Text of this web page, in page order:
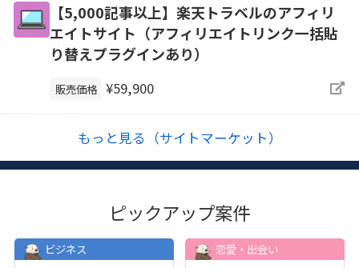
【5,000記事以上】楽天トラベルのアフィリ
エイトサイト（アフィリエイトリンク一括貼
り替えプラグインあり）
販売価格 ¥59,900
もっと見る（サイトマーケット）
ピックアップ案件
ビジネス
恋愛・出会い